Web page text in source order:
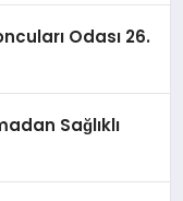
Odası 26.
Sağlıklı